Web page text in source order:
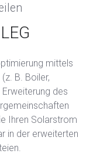
mittels
B. Boiler,
des
Ihren Solarstrom
in der erweiterten